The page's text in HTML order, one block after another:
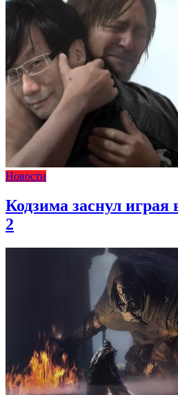
Новости
Кодзима заснул играя
2